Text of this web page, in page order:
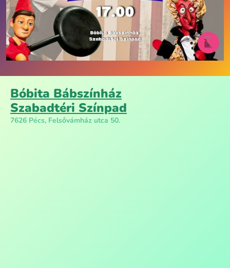
Bóbita Bábszínház
Szabadtéri Színpad
7626 Pécs, Felsővámház utca 50.